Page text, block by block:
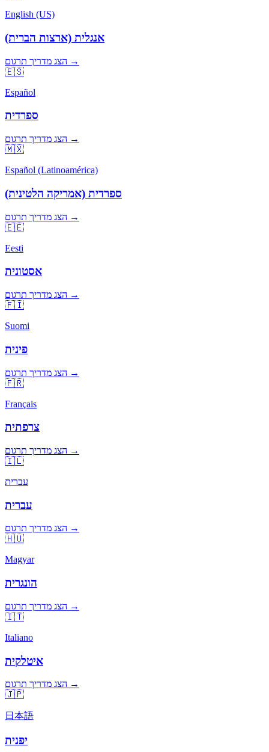
English (US)
אנגלית (ארצות הברית)
הצג מדריך תרגום →
🇪🇸
Español
ספרדית
הצג מדריך תרגום →
🇲🇽
Español (Latinoamérica)
ספרדית (אמריקה הלטינית)
הצג מדריך תרגום →
🇪🇪
Eesti
אסטונית
הצג מדריך תרגום →
🇫🇮
Suomi
פינית
הצג מדריך תרגום →
🇫🇷
Français
צרפתית
הצג מדריך תרגום →
🇮🇱
עברית
עברית
הצג מדריך תרגום →
🇭🇺
Magyar
הונגרית
הצג מדריך תרגום →
🇮🇹
Italiano
איטלקית
הצג מדריך תרגום →
🇯🇵
日本語
יפנית